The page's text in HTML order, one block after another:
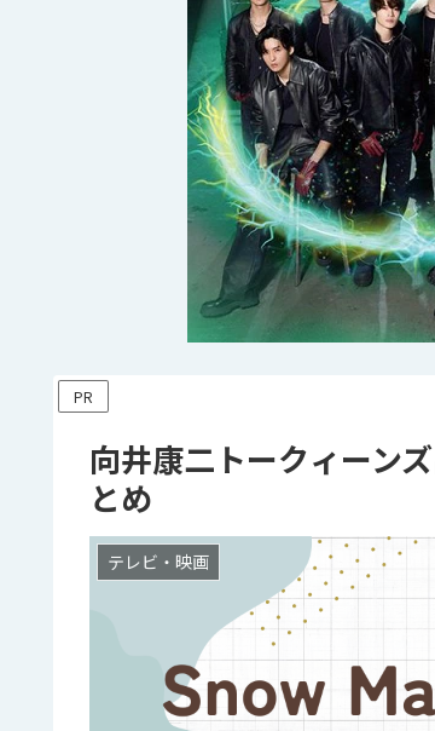
PR
向井康二トークィーン
とめ
テレビ・映画